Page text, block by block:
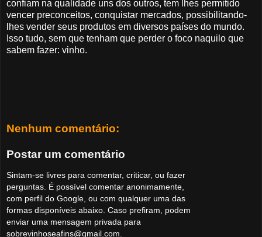
confiam na qualidade uns dos outros, tem lhes permitido
vencer preconceitos, conquistar mercados, possibilitando-
lhes vender seus produtos em diversos países do mundo.
Isso tudo, sem que tenham que perder o foco naquilo que
sabem fazer: vinho.
Nenhum comentário:
Postar um comentário
Sintam-se livres para comentar, criticar, ou fazer
perguntas. É possível comentar anonimamente,
com perfil do Google, ou com qualquer uma das
formas disponíveis abaixo. Caso prefiram, podem
enviar uma mensagem privada para
sobrevinhoseafins@gmail.com.